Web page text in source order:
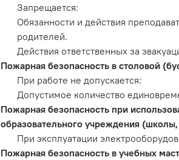
Запрещается:
Обязанности и действия
родителей.
Действия ответственных за
Пожарная безопасность в столовой
При работе не допускается:
Допустимое количество
Пожарная безопасность при
образовательного учреждения
При эксплуатации
Пожарная безопасность в учебных